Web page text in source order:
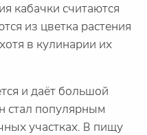
кабачки считаются
из цветка растения
в кулинарии их
и даёт большой
стал популярным
участках. В пищу